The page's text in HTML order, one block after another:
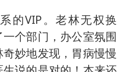
97岁英国奶奶飞上天再破吉尼斯纪录
“中国蔬菜之乡”最高温达41.8℃
如何把百年大党建设得更加坚强有力？
的VIP。老林无权换
个部门，办公室氛围
妙地发现，胃病慢慢